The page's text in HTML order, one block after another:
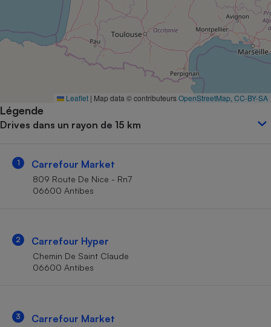
Leaflet | Map data © contributeursOpenStreetMap CC-BY-SA
Légende
Drives dans un rayon de 15 km
1 Carrefour Market
809 Route De Nice - Rn7
06600 Antibes
2 Carrefour Hyper
Chemin De Saint Claude
06600 Antibes
3 Carrefour Market
Complément
alimentaire
Assurance emprunteur
Petit électroménager -
Mutuelle